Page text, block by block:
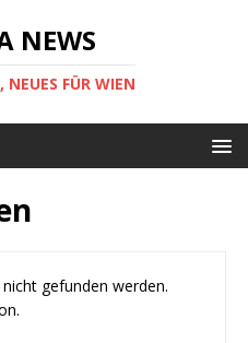
NEWS
NEUES FÜR WIEN
gefunden werden.